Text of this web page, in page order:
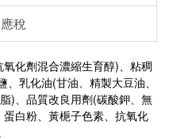
應稅
化劑混合濃縮生育醇)、粘稠
乳化油(甘油、精製大豆油、
)、品質改良用劑(碳酸鉀、無
白粉、黃梔子色素、抗氧化